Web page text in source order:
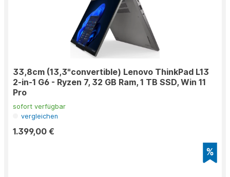
33,8cm (13,3"convertible) Lenovo ThinkPad L13
2-in-1 G6 - Ryzen 7, 32 GB Ram, 1 TB SSD, Win 11
Pro
sofort verfügbar
vergleichen
1.399,00 €